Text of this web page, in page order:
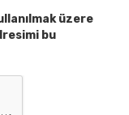
üzere
bu